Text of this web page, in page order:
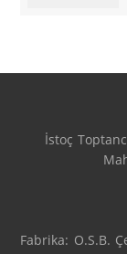
İstoç
Fabrika: O.S.B.